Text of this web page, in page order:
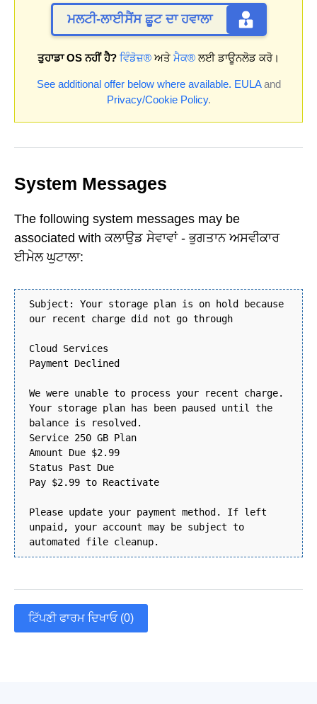
ਮਲਟੀ-ਲਾਈਸੈਂਸ ਛੂਟ ਦਾ ਹਵਾਲਾ
ਤੁਹਾਡਾ OS ਨਹੀਂ ਹੈ? ਵਿੰਡੋਜ਼® ਅਤੇ ਮੈਕ® ਲਈ ਡਾਊਨਲੋਡ ਕਰੋ।
See additional offer below where available. EULAand
Privacy/Cookie Policy.
System Messages
The following system messages may be
associated with ਕਲਾਉਡ ਸੇਵਾਵਾਂ - ਭੁਗਤਾਨ ਅਸਵੀਕਾਰ
ਈਮੇਲ ਘੁਟਾਲਾ:
Subject: Your storage plan is on hold because
our recent charge did not go through
Cloud Services
Payment Declined
We were unable to process your recent charge.
Your storage plan has been paused until the
balance is resolved.
Service 250 GB Plan
Amount Due $2.99
Status Past Due
Pay $2.99 to Reactivate
Please update your payment method. If left
unpaid, your account may be subject to
automated file cleanup.
ਟਿੱਪਣੀ ਫਾਰਮ ਦਿਖਾਓ (0)